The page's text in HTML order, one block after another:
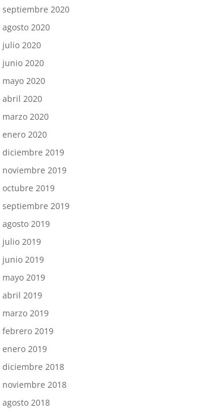
septiembre 2020
agosto 2020
julio 2020
junio 2020
mayo 2020
abril 2020
marzo 2020
enero 2020
diciembre 2019
noviembre 2019
octubre 2019
septiembre 2019
agosto 2019
julio 2019
junio 2019
mayo 2019
abril 2019
marzo 2019
febrero 2019
enero 2019
diciembre 2018
noviembre 2018
agosto 2018